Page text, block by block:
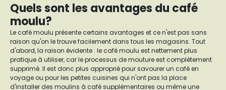
Quels sont les avantages du café
moulu?
Le café moulu présente certains avantages et ce n'est pas sans
raison qu'on le trouve facilement dans tous les magasins. Tout
d'abord, la raison évidente : le café moulu est nettement plus
pratique à utiliser, car le processus de mouture est complètement
supprimé. Il est donc plus approprié pour savourer un café en
voyage ou pour les petites cuisines qui n'ont pas la place
d'installer des moulins à café supplémentaires ou même une